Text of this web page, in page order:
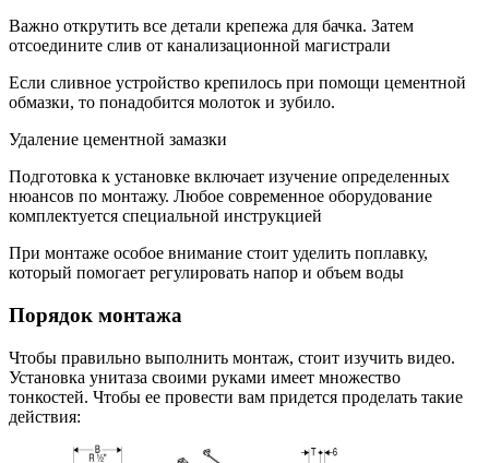
Важно открутить все детали крепежа для бачка. Затем
отсоедините слив от канализационной магистрали
Если сливное устройство крепилось при помощи цементной
обмазки, то понадобится молоток и зубило.
Удаление цементной замазки
Подготовка к установке включает изучение определенных
нюансов по монтажу. Любое современное оборудование
комплектуется специальной инструкцией
При монтаже особое внимание стоит уделить поплавку,
который помогает регулировать напор и объем воды
Порядок монтажа
Чтобы правильно выполнить монтаж, стоит изучить видео.
Установка унитаза своими руками имеет множество
тонкостей. Чтобы ее провести вам придется проделать такие
действия: